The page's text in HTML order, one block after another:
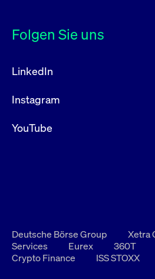
Folgen Sie uns
LinkedIn
Instagram
YouTube
Deutsche Börse Group Xetra
Services
Eurex 360T
Crypto Finance
ISS STOXX